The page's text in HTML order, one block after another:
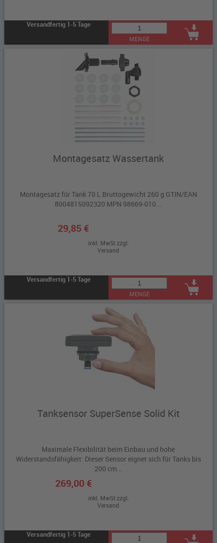
Versandfertig 1-5 Tage
MENGE
Montagesatz Wassertank
Montagesatz für Tank 70 L Bruttogewicht 260 g GTIN/EAN
8004815092320 MPN 98669-010...
29,85 €
inkl. MwSt zzgl.
Versand
Versandfertig 1-5 Tage
MENGE
Tanksensor SuperSense Solid Kit
Maximale Flexibilität beim Einbau und hohe
Widerstandsfähigkeit: Dieser Sensor eignet sich für Tanks bis
200 cm...
269,00 €
inkl. MwSt zzgl.
Versand
Versandfertig 1-5 Tage